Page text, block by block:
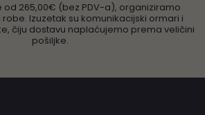
od 265,00€ (bez PDV-a), organiziramo
Izuzetak su komunikacijski ormari i
čiju dostavu naplaćujemo prema veličini
pošiljke.